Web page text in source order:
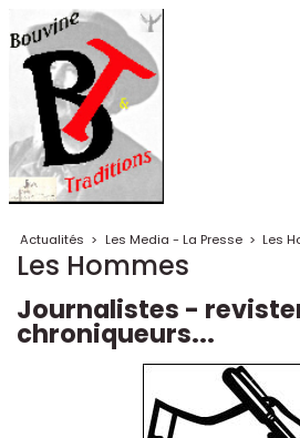
Actualités > Les Media - La Presse > Les
Les Hommes
Journalistes -
chroniqueurs...